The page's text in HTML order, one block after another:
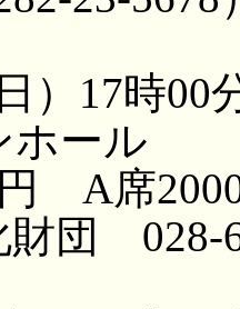
日）17時
ール
A席
財団 028-